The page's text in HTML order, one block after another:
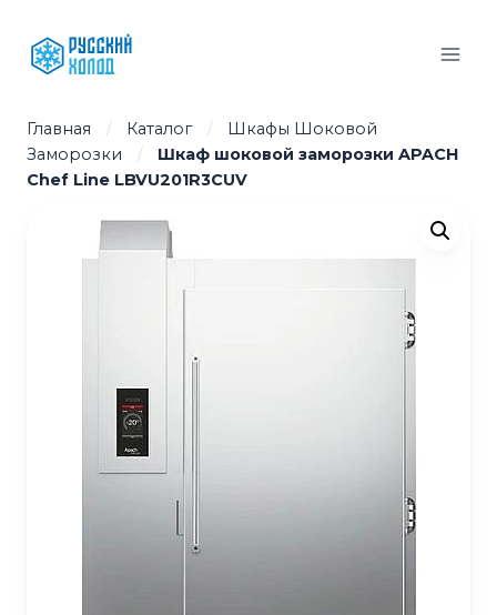
содержимому
Главная / Каталог /
Шкафы Шоковой
Заморозки
/
Шкаф шоковой заморозки APACH
Chef Line LBVU201R3СUV